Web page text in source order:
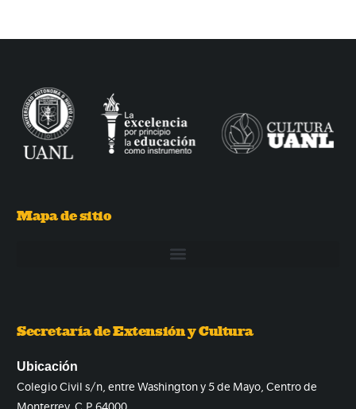
Mapa de sitio
Secretaría de Extensión y Cultura
Ubicación
Colegio Civil s/n, entre Washington y 5 de Mayo, Centro de
Monterrey. C.P. 64000